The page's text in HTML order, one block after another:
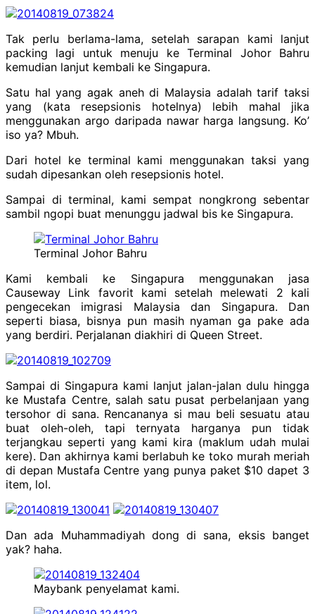
Tak perlu berlama-lama, setelah sarapan kami lanjut
packing lagi untuk menuju ke Terminal Johor Bahru
kemudian lanjut kembali ke Singapura.
Satu hal yang agak aneh di Malaysia adalah tarif taksi
yang (kata resepsionis hotelnya) lebih mahal jika
menggunakan argo daripada nawar harga langsung. Ko’
iso ya? Mbuh.
Dari hotel ke terminal kami menggunakan taksi yang
sudah dipesankan oleh resepsionis hotel.
Sampai di terminal, kami sempat nongkrong sebentar
sambil ngopi buat menunggu jadwal bis ke Singapura.
Terminal Johor Bahru
Kami kembali ke Singapura menggunakan jasa
Causeway Link favorit kami setelah melewati 2 kali
pengecekan imigrasi Malaysia dan Singapura. Dan
seperti biasa, bisnya pun masih nyaman ga pake ada
yang berdiri. Perjalanan diakhiri di Queen Street.
Sampai di Singapura kami lanjut jalan-jalan dulu hingga
ke Mustafa Centre, salah satu pusat perbelanjaan yang
tersohor di sana. Rencananya si mau beli sesuatu atau
buat oleh-oleh, tapi ternyata harganya pun tidak
terjangkau seperti yang kami kira (maklum udah mulai
kere). Dan akhirnya kami berlabuh ke toko murah meriah
di depan Mustafa Centre yang punya paket $10 dapet 3
item, lol.
Dan ada Muhammadiyah dong di sana, eksis banget
yak? haha.
Maybank penyelamat kami.